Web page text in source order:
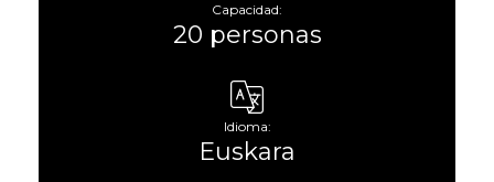
Capacidad:
20 personas
Idioma:
Euskara